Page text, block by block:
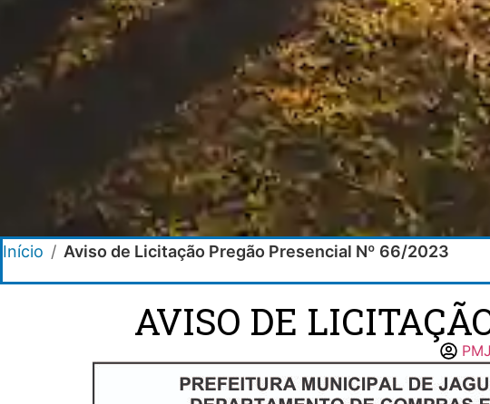
Início / Aviso de Licitação Pregão Presencial Nº 66/2023
AVISO DE
PMJ